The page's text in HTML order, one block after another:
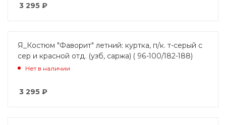
3 295 ₽
Я_Костюм "Фаворит" летний: куртка, п/к. т-серый с
сер и красной отд. (узб, саржа) ( 96-100/182-188)
Нет в наличии
3 295 ₽